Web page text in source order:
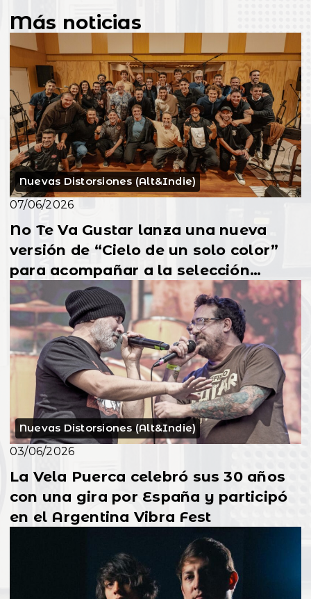
Más noticias
Nuevas Distorsiones (Alt&Indie)
07/06/2026
No Te Va Gustar lanza una nueva
versión de “Cielo de un solo color”
para acompañar a la selección
uruguaya en el Mundial
Nuevas Distorsiones (Alt&Indie)
03/06/2026
La Vela Puerca celebró sus 30 años
con una gira por España y participó
en el Argentina Vibra Fest